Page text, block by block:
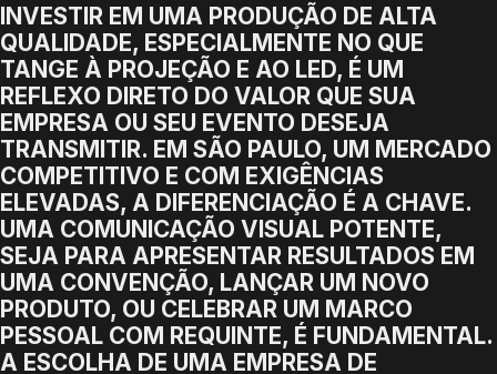
INVESTIR EM UMA PRODUÇÃO DE ALTA
QUALIDADE, ESPECIALMENTE NO QUE
TANGE À PROJEÇÃO E AO LED, É UM
REFLEXO DIRETO DO VALOR QUE SUA
EMPRESA OU SEU EVENTO DESEJA
TRANSMITIR. EM SÃO PAULO, UM MERCADO
COMPETITIVO E COM EXIGÊNCIAS
ELEVADAS, A DIFERENCIAÇÃO É A CHAVE.
UMA COMUNICAÇÃO VISUAL POTENTE,
SEJA PARA APRESENTAR RESULTADOS EM
UMA CONVENÇÃO, LANÇAR UM NOVO
PRODUTO, OU CELEBRAR UM MARCO
PESSOAL COM REQUINTE, É FUNDAMENTAL.
A ESCOLHA DE UMA EMPRESA DE